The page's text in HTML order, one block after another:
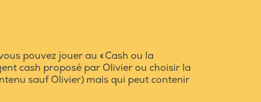
pouvez jouer au « Cash ou la
cash proposé par Olivier ou choisir la
sauf Olivier) mais qui peut contenir